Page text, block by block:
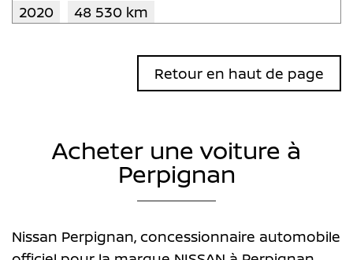
2020
48 530 km
Retour en haut de page
Acheter une voiture à
Perpignan
Nissan Perpignan, concessionnaire automobile